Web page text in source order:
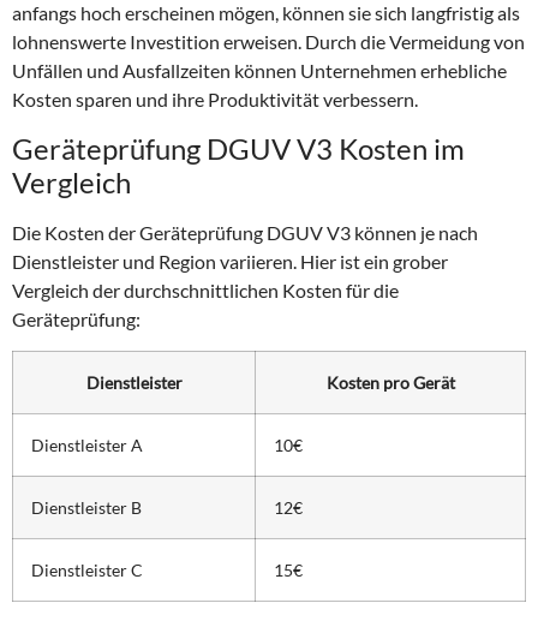
anfangs hoch erscheinen mögen, können sie sich langfristig als
lohnenswerte Investition erweisen. Durch die Vermeidung von
Unfällen und Ausfallzeiten können Unternehmen erhebliche
Kosten sparen und ihre Produktivität verbessern.
Geräteprüfung DGUV V3 Kosten im
Vergleich
Die Kosten der Geräteprüfung DGUV V3 können je nach
Dienstleister und Region variieren. Hier ist ein grober
Vergleich der durchschnittlichen Kosten für die
Geräteprüfung:
Dienstleister Kosten pro Gerät
Dienstleister A 10€
Dienstleister B 12€
Dienstleister C 15€